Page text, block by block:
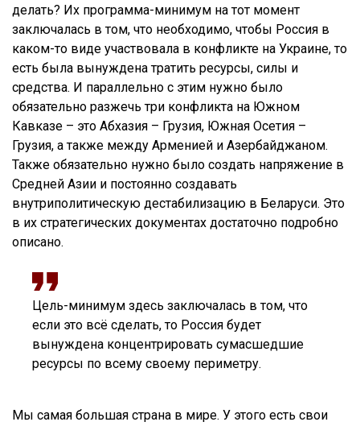
делать? Их программа-минимум на тот момент
заключалась в том, что необходимо, чтобы Россия в
каком-то виде участвовала в конфликте на Украине, то
есть была вынуждена тратить ресурсы, силы и
средства. И параллельно с этим нужно было
обязательно разжечь три конфликта на Южном
Кавказе – это Абхазия – Грузия, Южная Осетия –
Грузия, а также между Арменией и Азербайджаном.
Также обязательно нужно было создать напряжение в
Средней Азии и постоянно создавать
внутриполитическую дестабилизацию в Беларуси. Это
в их стратегических документах достаточно подробно
описано.
Цель-минимум здесь заключалась в том, что
если это всё сделать, то Россия будет
вынуждена концентрировать сумасшедшие
ресурсы по всему своему периметру.
Мы самая большая страна в мире. У этого есть свои